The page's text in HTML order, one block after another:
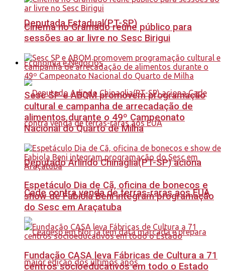
Deputada Estadual(PT-SP)
Economia e Negócios
Deputado Arlindo Chinaglia(PT-SP) aciona
Cade contra venda de terras-raras aos EUA
Cinema no Gramado reúne público para
sessões ao ar livre no Sesc Birigui
Sesc SP e ABQM promovem programação
cultural e campanha de arrecadação de
alimentos durante o 49º Campeonato
Nacional do Quarto de Milha
Espetáculo Dia de Cã, oficina de bonecos e
show de Fabiola Beni integram programação
do Sesc em Araçatuba
Fundação CASA leva Fábricas de Cultura a 71
centros socioeducativos em todo o Estado